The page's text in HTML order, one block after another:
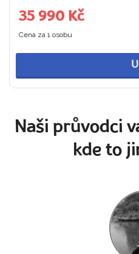
35 990 Kč
Cena za 1 osobu
Naši průvodci
kde to